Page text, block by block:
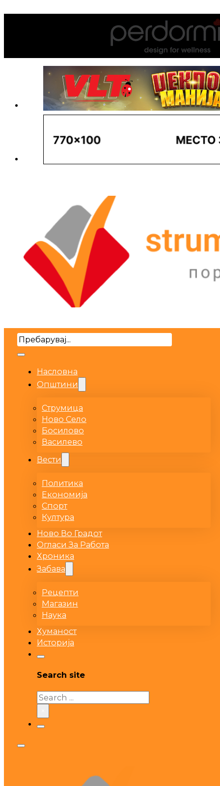
Search
Насловна
Општини
Струмица
Ново Село
Босилово
Василево
Вести
Политика
Економија
Спорт
Култура
Ново Во Градот
Огласи За Работа
Хроника
Забава
Рецепти
Магазин
Наука
Хуманост
Историја
Search site
Search